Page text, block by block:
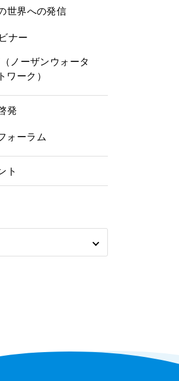
世界への発信
ナー
ノーザンウォータ
ワーク）
発
ォーラム
ト